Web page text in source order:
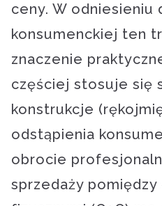
ceny. W odniesieniu
konsumenckiej ten
znaczenie
częściej stosuje się
konstrukcje
odstąpienia
obrocie
sprzedaży pomiędzy